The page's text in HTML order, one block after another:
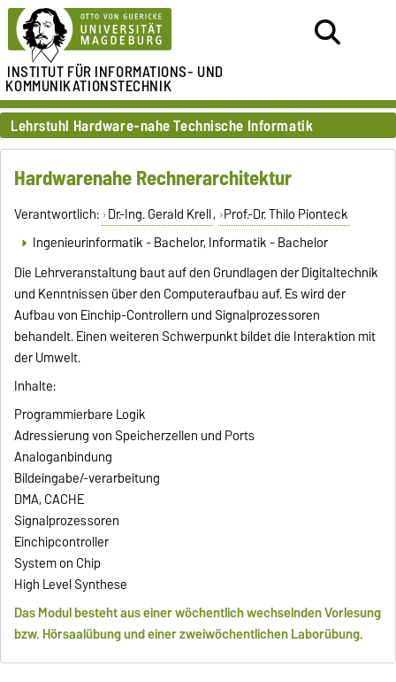
INSTITUT FÜRINFORMATIONS- UND
KOMMUNIKATIONSTECHNIK
Lehrstuhl Hardware-nahe Technische Informatik
Hardwarenahe Rechnerarchitektur
Verantwortlich: Dr.-Ing. Gerald Krell, Prof.-Dr. Thilo Pionteck
Ingenieurinformatik - Bachelor, Informatik - Bachelor
Die Lehrveranstaltung baut auf den Grundlagen der Digitaltechnik
und Kenntnissen über den Computeraufbau auf. Es wird der
Aufbau von Einchip-Controllern und Signalprozessoren
behandelt. Einen weiteren Schwerpunkt bildet die Interaktion mit
der Umwelt.
Inhalte:
Programmierbare Logik
Adressierung von Speicherzellen und Ports
Analoganbindung
Bildeingabe/-verarbeitung
DMA, CACHE
Signalprozessoren
Einchipcontroller
System on Chip
High Level Synthese
Das Modul besteht aus einer wöchentlich wechselnden Vorlesung
bzw. Hörsaalübung und einer zweiwöchentlichen Laborübung.